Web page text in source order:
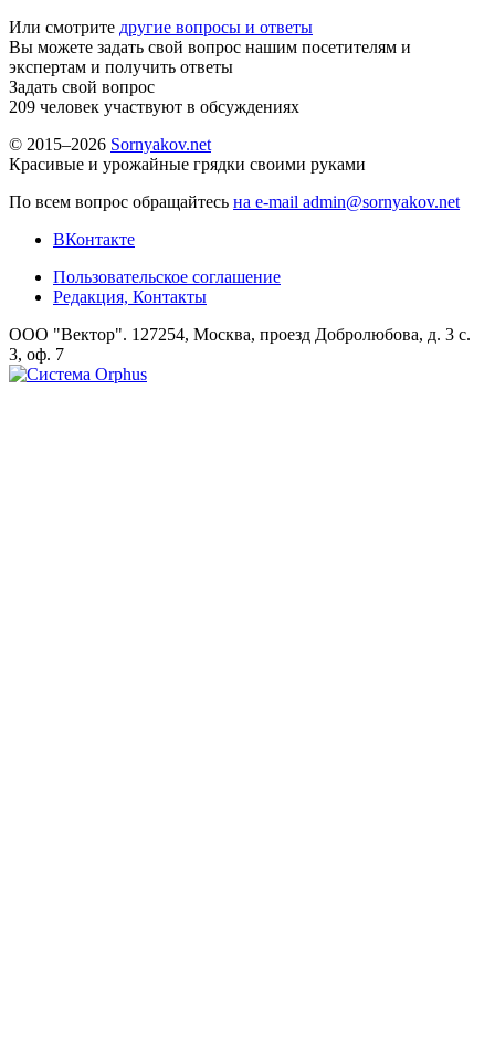
Или смотрите другие вопросы и ответы
Вы можете задать свой вопрос нашим посетителям и
экспертам и получить ответы
Задать свой вопрос
209 человек участвуют в обсуждениях
© 2015–2026 Sornyakov.net
Красивые и урожайные грядки своими руками
По всем вопрос обращайтесь на e-mail admin@sornyakov.net
ВКонтакте
Пользовательское соглашение
Редакция, Контакты
ООО "Вектор". 127254, Москва, проезд Добролюбова, д. 3 с.
3, оф. 7